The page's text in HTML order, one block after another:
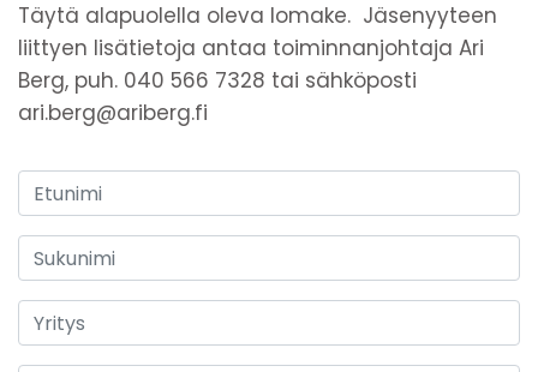
Täytä alapuolella oleva lomake. Jäsenyyteen
liittyen lisätietoja antaa toiminnanjohtaja Ari
Berg, puh. 040 566 7328 tai sähköposti
ari.berg@ariberg.fi